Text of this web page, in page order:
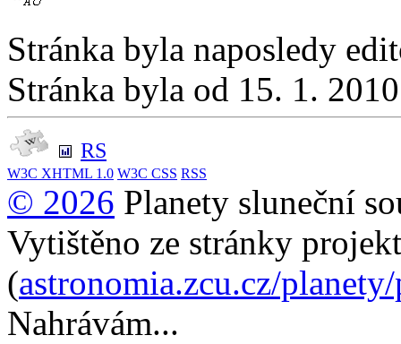
Stránka byla naposledy
Stránka byla od 15. 1.
RS
W3C XHTML 1.0 W3C CSS RSS
© 2026 Planety sluneční
Vytištěno ze stránky
(astronomia.zcu.cz/
Nahrávám...